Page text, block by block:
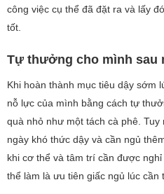
công việc cụ thể đã đặt ra và lấy
tốt.
Tự thưởng cho mình sau
Khi hoàn thành mục tiêu dậy sớm
nỗ lực của mình bằng cách tự
quà nhỏ như một tách cà phê.
ngày khó thức dậy và cần ngủ
khi cơ thể và tâm trí cần được
thể làm là ưu tiên giấc ngủ lúc cần